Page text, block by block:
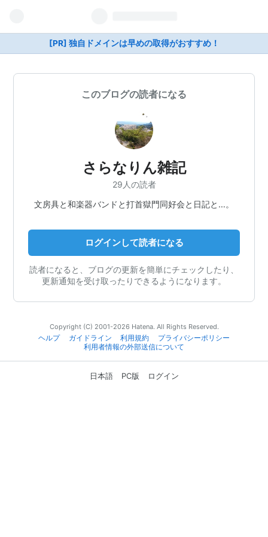
[PR] 独自ドメインは早めの取得がおすすめ！
このブログの読者になる
さらなりん雑記
29人の読者
文房具と和楽器バンドと打首獄門同好会と日記と…。
ログインして読者になる
読者になると、ブログの更新を簡単にチェックしたり、
更新通知を受け取ったりできるようになります。
Copyright (C) 2001-2026 Hatena. All Rights Reserved.
ヘルプ
ガイドライン 利用規約
プライバシーポリシー
利用者情報の外部送信について
日本語 PC版 ログイン